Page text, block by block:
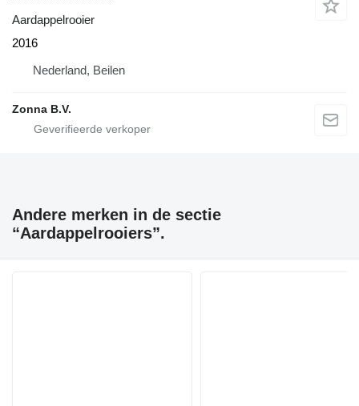
Aardappelrooier
2016
Nederland, Beilen
Zonna B.V.
Andere merken in de sectie
“Aardappelrooiers”.